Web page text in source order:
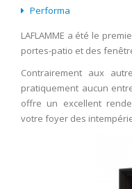
Performa
LAFLAMME a été le
portes-patio et des
Contrairement aux
pratiquement aucun
offre un excellent
votre foyer des